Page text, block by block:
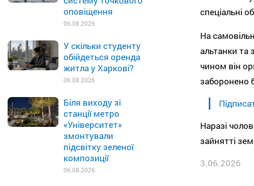
оповіщення
06.08.2026
У скільки студенту
обійдеться оренда
житла у Харкові?
06.08.2026
Біля виходу зі
станції метро
«Університет»
змонтували
підсвітку зеленої
композиції
06.08.2026
спеціальні
На
альтанки та
чином він
заборонено
Наразі
зайнятті
3.06.2026